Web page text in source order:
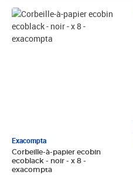
Exacompta
Corbeille-à-papier ecobin
ecoblack - noir - x 8 -
exacompta
Prix 56,10€